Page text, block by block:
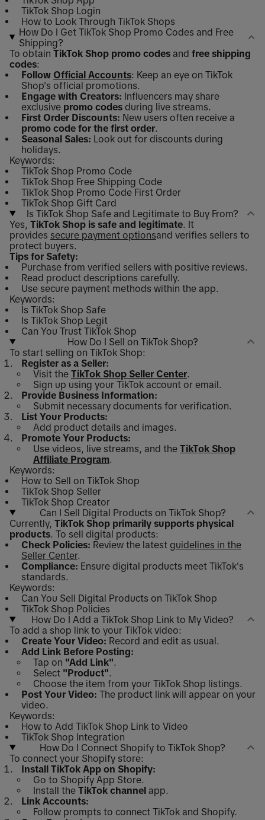
TikTok Shop Login
How to Look Through TikTok Shops
How Do I Get TikTok Shop Promo Codes and Free
Shipping?
To obtain TikTok Shop promo codes and free shipping
codes:
Follow Official Accounts: Keep an eye on TikTok
Shop's official promotions.
Engage with Creators: Influencers may share
exclusive promo codes during live streams.
First Order Discounts: New users often receive a
promo code for the first order.
Seasonal Sales: Look out for discounts during
holidays.
Keywords:
TikTok Shop Promo Code
TikTok Shop Free Shipping Code
TikTok Shop Promo Code First Order
TikTok Shop Gift Card
Is TikTok Shop Safe and Legitimate to Buy From?
Yes, TikTok Shop is safe and legitimate. It
provides secure payment optionsand verifies sellers to
protect buyers.
Tips for Safety:
Purchase from verified sellers with positive reviews.
Read product descriptions carefully.
Use secure payment methods within the app.
Keywords:
Is TikTok Shop Safe
Is TikTok Shop Legit
Can You Trust TikTok Shop
How Do I Sell on TikTok Shop?
To start selling on TikTok Shop:
Register as a Seller:
Visit the TikTok Shop Seller Center.
Sign up using your TikTok account or email.
Provide Business Information:
Submit necessary documents for verification.
List Your Products:
Add product details and images.
Promote Your Products:
Use videos, live streams, and the TikTok Shop
Affiliate Program.
Keywords:
How to Sell on TikTok Shop
TikTok Shop Seller
TikTok Shop Creator
Can I Sell Digital Products on TikTok Shop?
Currently, TikTok Shop primarily supports physical
products. To sell digital products:
Check Policies: Review the latest guidelines in the
Seller Center.
Compliance: Ensure digital products meet TikTok's
standards.
Keywords:
Can You Sell Digital Products on TikTok Shop
TikTok Shop Policies
How Do I Add a TikTok Shop Link to My Video?
To add a shop link to your TikTok video:
Create Your Video: Record and edit as usual.
Add Link Before Posting:
Tap on "Add Link".
Select "Product".
Choose the item from your TikTok Shop listings.
Post Your Video: The product link will appear on your
video.
Keywords:
How to Add TikTok Shop Link to Video
TikTok Shop Integration
How Do I Connect Shopify to TikTok Shop?
To connect your Shopify store:
Install TikTok App on Shopify:
Go to Shopify App Store.
Install the TikTok channel app.
Link Accounts:
Follow prompts to connect TikTok and Shopify.